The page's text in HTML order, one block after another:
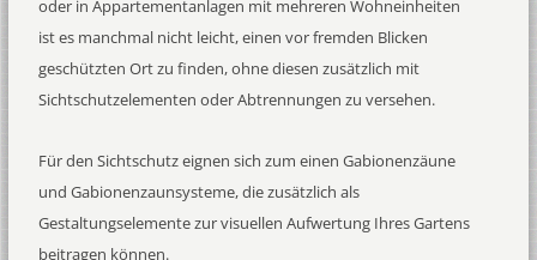
oder in Appartementanlagen mit mehreren Wohneinheiten
ist es manchmal nicht leicht, einen vor fremden Blicken
geschützten Ort zu finden, ohne diesen zusätzlich mit
Sichtschutzelementen oder Abtrennungen zu versehen.
Für den Sichtschutz eignen sich zum einen Gabionenzäune
und Gabionenzaunsysteme, die zusätzlich als
Gestaltungselemente zur visuellen Aufwertung Ihres Gartens
beitragen können.